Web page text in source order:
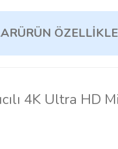
ÜRÜN
4K Ultra HD